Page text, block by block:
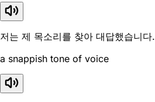
저는 제 목소리를 찾아 대답했습니다.
a snappish tone of voice